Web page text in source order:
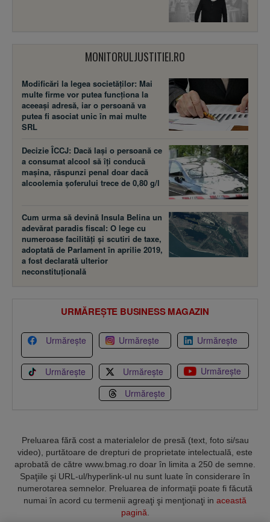
MONITORULJUSTITIEI.RO
Modificări la legea societăţilor: Mai
multe firme vor putea funcţiona la
aceeaşi adresă, iar o persoană va
putea fi asociat unic în mai multe
SRL
Decizie ÎCCJ: Dacă laşi o persoană ce
a consumat alcool să îţi conducă
maşina, răspunzi penal doar dacă
alcoolemia şoferului trece de 0,80 g/l
Cum urma să devină Insula Belina un
adevărat paradis fiscal: O lege cu
numeroase facilităţi şi scutiri de taxe,
adoptată de Parlament în aprilie 2019,
a fost declarată ulterior
neconstituţională
URMĂREȘTE BUSINESS MAGAZIN
Urmărește Urmărește Urmărește
Urmărește Urmărește
Urmărește
Urmărește
Preluarea fără cost a materialelor de presă (text, foto si/sau
video), purtătoare de drepturi de proprietate intelectuală, este
aprobată de către www.bmag.ro doar în limita a 250 de semne.
Spaţiile şi URL-ul/hyperlink-ul nu sunt luate în considerare în
numerotarea semnelor. Preluarea de informaţii poate fi făcută
numai în acord cu termenii agreaţi şi menţionaţi in această
pagină